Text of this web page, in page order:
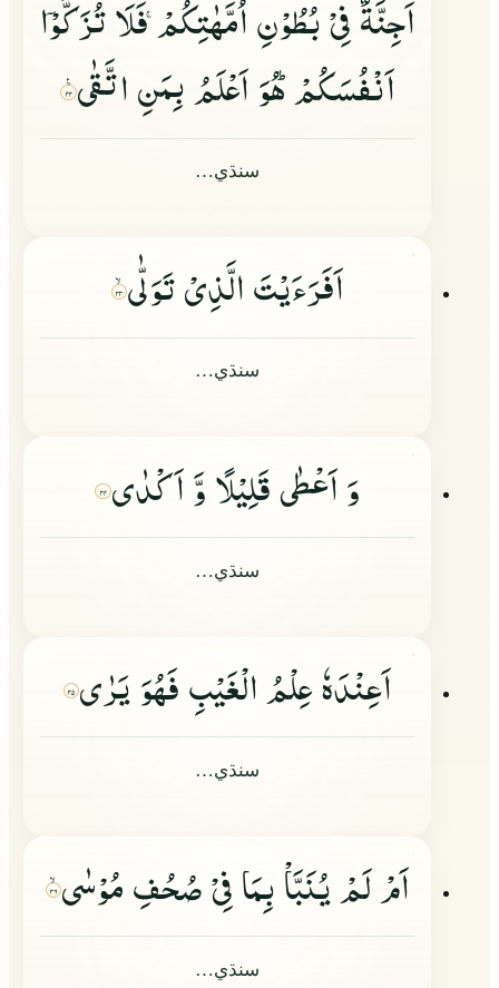
اَجِنَّةٌ فِیْ بُطُوْنِ اُمَّهٰتِكُمْ فَلَا تُزَكُّوْا
اَنْفُسَكُمْ١ؕ هُوَ اَعْلَمُ بِمَنِ اتَّقٰى
۳۲
سنڌي…
اَفَرَءَیْتَ الَّذِیْ تَوَلّٰى ۳۳
سنڌي…
وَ اَعْطٰى قَلِیْلًا وَّ اَكْدٰى ۳۴
سنڌي…
اَعِنْدَهٗ عِلْمُ الْغَیْبِ فَهُوَ یَرٰى ۳۵
سنڌي…
اَمْ لَمْ یُنَبَّاْ بِمَا فِیْ صُحُفِ مُوْسٰى ۳۶
سنڌي…